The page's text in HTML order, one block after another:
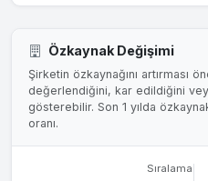
Özkaynak Değişimi
Şirketin özkaynağını artırması
değerlendiğini, kar edildiğini
gösterebilir. Son 1 yılda
oranı.
Sıralama